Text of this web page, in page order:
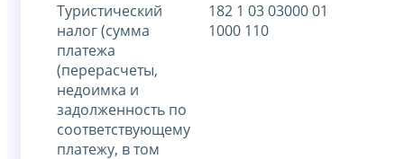
Туристический
налог (сумма
платежа
(перерасчеты,
недоимка и
задолженность по
соответствующему
платежу, в том
182 1 03 03000 01
1000 110